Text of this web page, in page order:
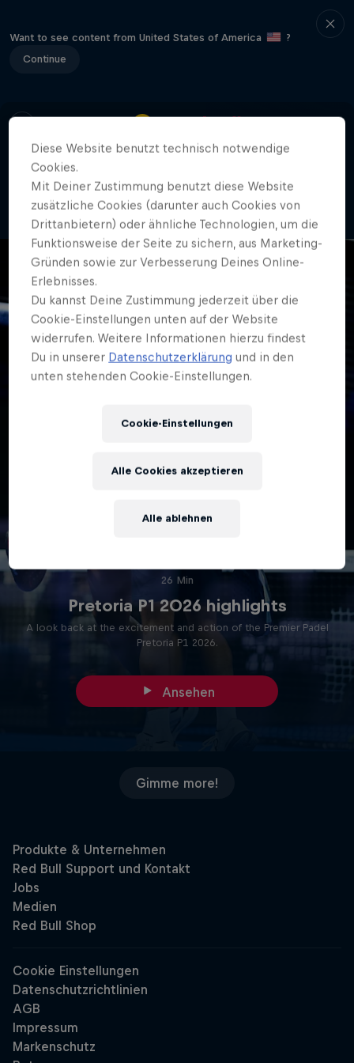
Want to see content from United States of America
?
Continue
404
Ou nei! Wo isch itz die Site häre?
26 Min
Pretoria P1 2026 highlights
A look back at the excitement and action of the Premier Padel
Pretoria P1 2026.
Ansehen
Gimme more!
Diese Website benutzt technisch notwendige
Cookies.
Mit Deiner Zustimmung benutzt diese Website
zusätzliche Cookies (darunter auch Cookies von
Drittanbietern) oder ähnliche Technologien, um die
Funktionsweise der Seite zu sichern, aus Marketing-
Gründen sowie zur Verbesserung Deines Online-
Erlebnisses.
Du kannst Deine Zustimmung jederzeit über die
Cookie-Einstellungen unten auf der Website
widerrufen. Weitere Informationen hierzu findest
Du in unserer Datenschutzerklärung und in den
unten stehenden Cookie-Einstellungen.
Cookie-Einstellungen
Alle ablehnen
Alle Cookies akzeptieren